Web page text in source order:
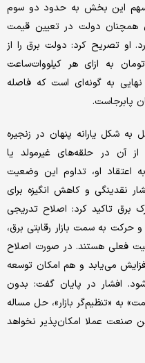
و سهم این بخش به حدود دو سوم
همچنان دولت در تعیین قیمت
او تصریح کرد: دولت برق را از
بخش غیردولتی با نرخ حدود ۳۵۰ تومان به ازای هر کیلووات‌ساعت
به گونه‌ای است که فاصله
پابرجاست.
شکل یارانه پنهان در زنجیره
آن در حلقه‌های غیرمولد یا
او، تداوم این وضعیت
نقدینگی و کاهش انگیزه برای
برق تاکید کرد: اصلاح تدریجی
به سمت بازار رقابتی برق،
فعلی هستند. در صورت اصلاح
می‌یابد و هم امکان توسعه
افشار در پایان گفت: بدون
به «تنظیم‌گر بازار»، حل مساله
صنعت عملا امکان‌پذیر نخواهد